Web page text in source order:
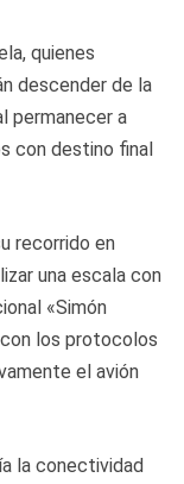
quienes
descender de la
permanecer a
con destino final
recorrido en
una escala con
«Simón
los protocolos
el avión
la conectividad